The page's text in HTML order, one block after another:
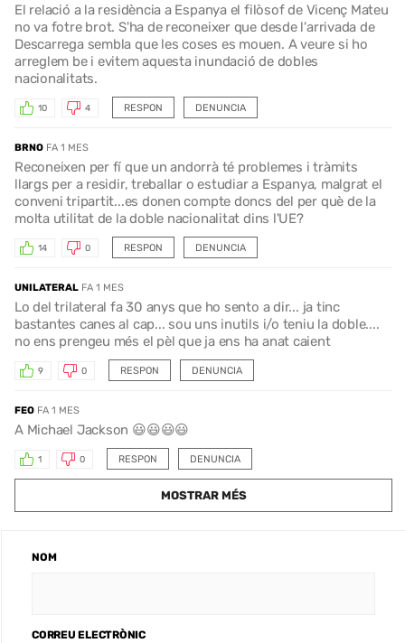
El relació a la residència a Espanya el filòsof de Vicenç Mateu
no va fotre brot. S'ha de reconeixer que desde l'arrivada de
Descarrega sembla que les coses es mouen. A veure si ho
arreglem be i evitem aquesta inundació de dobles
nacionalitats.
RESPON
10 4 DENUNCIA
BRNO FA 1 MES
Reconeixen per fí que un andorrà té problemes i tràmits
llargs per a residir, treballar o estudiar a Espanya, malgrat el
conveni tripartit...es donen compte doncs del per què de la
molta utilitat de la doble nacionalitat dins l'UE?
RESPON
14 0 DENUNCIA
UNILATERAL FA 1 MES
Lo del trilateral fa 30 anys que ho sento a dir... ja tinc
bastantes canes al cap... sou uns inutils i/o teniu la doble....
no ens prengeu més el pèl que ja ens ha anat caient
RESPON
9 0 DENUNCIA
FEO FA 1 MES
A Michael Jackson 😃😃😃😃
RESPON
1 0 DENUNCIA
MOSTRAR MÉS
NOM
CORREU ELECTRÒNIC